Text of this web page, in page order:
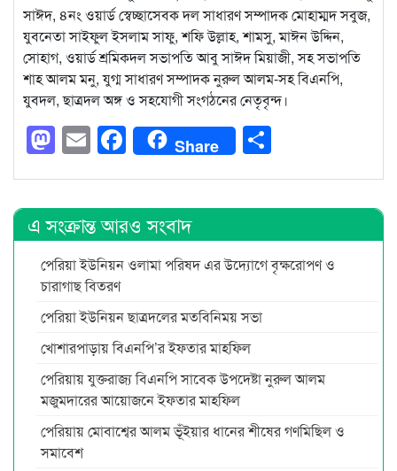
সাঈদ, ৪নং ওয়ার্ড স্বেচ্ছাসেবক দল সাধারণ সম্পাদক মোহাম্মদ সবুজ,
যুবনেতা সাইফুল ইসলাম সাফু, শফি উল্লাহ, শামসু, মাঈন উদ্দিন,
সোহাগ, ওয়ার্ড শ্রমিকদল সভাপতি আবু সাঈদ মিয়াজী, সহ সভাপতি
শাহ আলম মনু, যুগ্ম সাধারণ সম্পাদক নুরুল আলম-সহ বিএনপি,
যুবদল, ছাত্রদল অঙ্গ ও সহযোগী সংগঠনের নেতৃবৃন্দ।
Mastodon
EmailFacebook
Share
এ সংক্রান্ত আরও সংবাদ
পেরিয়া ইউনিয়ন ওলামা পরিষদ এর উদ্যোগে বৃক্ষরোপণ ও
চারাগাছ বিতরণ
পেরিয়া ইউনিয়ন ছাত্রদলের মতবিনিময় সভা
খোশারপাড়ায় বিএনপি’র ইফতার মাহফিল
পেরিয়ায় যুক্তরাজ্য বিএনপি সাবেক উপদেষ্টা নুরুল আলম
মজুমদারের আয়োজনে ইফতার মাহফিল
পেরিয়ায় মোবাশ্বের আলম ভূঁইয়ার ধানের শীষের গণমিছিল ও
সমাবেশ